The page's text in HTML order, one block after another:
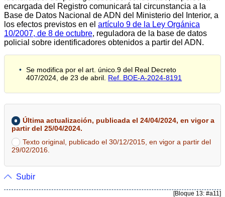
encargada del Registro comunicará tal circunstancia a la
Base de Datos Nacional de ADN del Ministerio del Interior, a
los efectos previstos en el artículo 9 de la Ley Orgánica
10/2007, de 8 de octubre, reguladora de la base de datos
policial sobre identificadores obtenidos a partir del ADN.
Se modifica por el art. único.9 del Real Decreto
407/2024, de 23 de abril. Ref. BOE-A-2024-8191
Última actualización, publicada el 24/04/2024, en vigor a
partir del 25/04/2024.
Texto original, publicado el 30/12/2015, en vigor a partir del
29/02/2016.
Subir
[Bloque 13: #a11]